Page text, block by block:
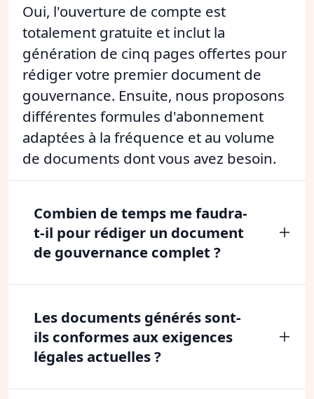
Oui, l'ouverture de compte est
totalement gratuite et inclut la
génération de cinq pages offertes pour
rédiger votre premier document de
gouvernance. Ensuite, nous proposons
différentes formules d'abonnement
adaptées à la fréquence et au volume
de documents dont vous avez besoin.
Combien de temps me faudra-
t-il pour rédiger un document
de gouvernance complet ?
Les documents générés sont-
ils conformes aux exigences
légales actuelles ?